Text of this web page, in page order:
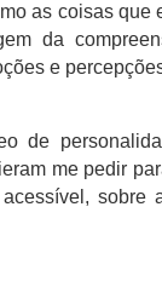
as coisas que
da
e
de
me pedir
sobre